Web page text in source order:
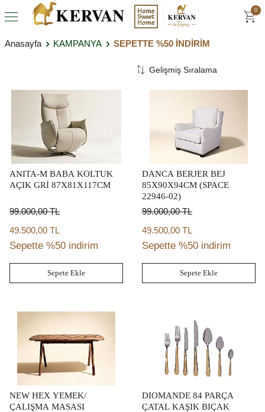
0
Anasayfa KAMPANYA SEPETTE %50 İNDİRİM
ANITA-M BABA KOLTUK
AÇIK GRİ 87X81X117CM
99.000,00TL
49.500,00 TL
Sepette %50 indirim
Sepete Ekle
DANCA BERJER BEJ
85X90X94CM (SPACE
22946-02)
99.000,00TL
49.500,00 TL
Sepette %50 indirim
Sepete Ekle
NEW HEX YEMEK/
ÇALIŞMA MASASI
DIOMANDE 84 PARÇA
ÇATAL KAŞIK BIÇAK